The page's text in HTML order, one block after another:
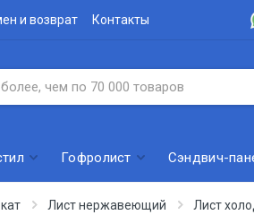
и возврат Контакты
Гофролист Сэндвич-
Лист нержавеющий
Лист